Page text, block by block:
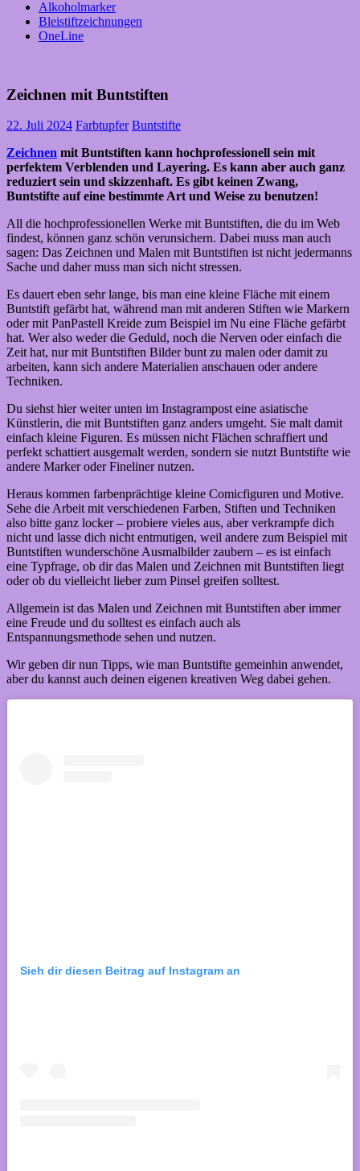
Alkoholmarker
Bleistiftzeichnungen
OneLine
Zeichnen mit Buntstiften
22. Juli 2024 Farbtupfer Buntstifte
Zeichnen mit Buntstiften kann hochprofessionell sein mit
perfektem Verblenden und Layering. Es kann aber auch ganz
reduziert sein und skizzenhaft. Es gibt keinen Zwang,
Buntstifte auf eine bestimmte Art und Weise zu benutzen!
All die hochprofessionellen Werke mit Buntstiften, die du im Web
findest, können ganz schön verunsichern. Dabei muss man auch
sagen: Das Zeichnen und Malen mit Buntstiften ist nicht jedermanns
Sache und daher muss man sich nicht stressen.
Es dauert eben sehr lange, bis man eine kleine Fläche mit einem
Buntstift gefärbt hat, während man mit anderen Stiften wie Markern
oder mit PanPastell Kreide zum Beispiel im Nu eine Fläche gefärbt
hat. Wer also weder die Geduld, noch die Nerven oder einfach die
Zeit hat, nur mit Buntstiften Bilder bunt zu malen oder damit zu
arbeiten, kann sich andere Materialien anschauen oder andere
Techniken.
Du siehst hier weiter unten im Instagrampost eine asiatische
Künstlerin, die mit Buntstiften ganz anders umgeht. Sie malt damit
einfach kleine Figuren. Es müssen nicht Flächen schraffiert und
perfekt schattiert ausgemalt werden, sondern sie nutzt Buntstifte wie
andere Marker oder Fineliner nutzen.
Heraus kommen farbenprächtige kleine Comicfiguren und Motive.
Sehe die Arbeit mit verschiedenen Farben, Stiften und Techniken
also bitte ganz locker – probiere vieles aus, aber verkrampfe dich
nicht und lasse dich nicht entmutigen, weil andere zum Beispiel mit
Buntstiften wunderschöne Ausmalbilder zaubern – es ist einfach
eine Typfrage, ob dir das Malen und Zeichnen mit Buntstiften liegt
oder ob du vielleicht lieber zum Pinsel greifen solltest.
Allgemein ist das Malen und Zeichnen mit Buntstiften aber immer
eine Freude und du solltest es einfach auch als
Entspannungsmethode sehen und nutzen.
Wir geben dir nun Tipps, wie man Buntstifte gemeinhin anwendet,
aber du kannst auch deinen eigenen kreativen Weg dabei gehen.
Sieh dir diesen Beitrag auf Instagram an